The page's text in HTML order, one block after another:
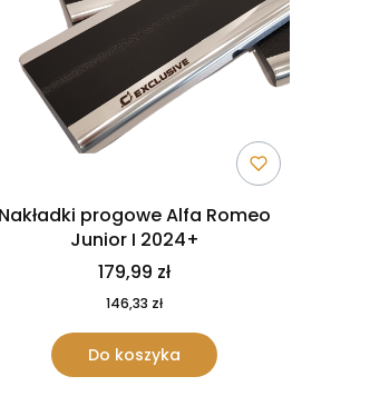
Nakładki progowe Alfa Romeo
Junior I 2024+
179,99 zł
146,33 zł
Do koszyka